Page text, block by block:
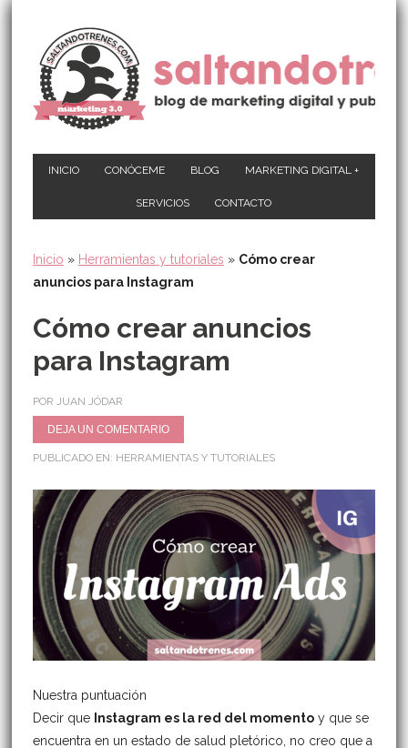
INICIO CONÓCEME BLOG MARKETING DIGITAL +
SERVICIOS CONTACTO
Inicio » Herramientas y tutoriales » Cómo crear
anuncios para Instagram
Cómo crear anuncios
para Instagram
POR JUAN JÓDAR
DEJA UN COMENTARIO
PUBLICADO EN: HERRAMIENTAS Y TUTORIALES
Nuestra puntuación
Decir que Instagram es la red del momentoy que se
encuentra en un estado de salud pletórico, no creo que a